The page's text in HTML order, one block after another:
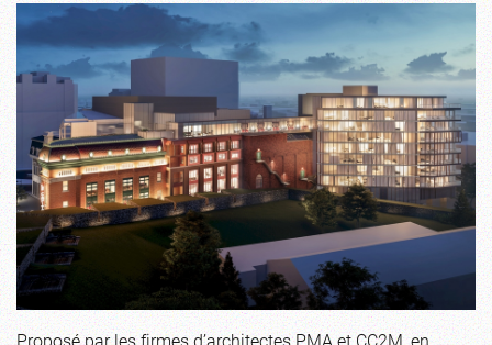
Proposé par les firmes d’architectes PMA et CC2M, en